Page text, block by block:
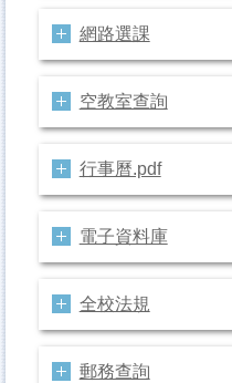
網路選課
空教室查詢
行事曆.pdf
電子資料庫
全校法規
郵務查詢